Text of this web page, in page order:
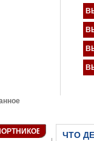
ОТ ЧТО